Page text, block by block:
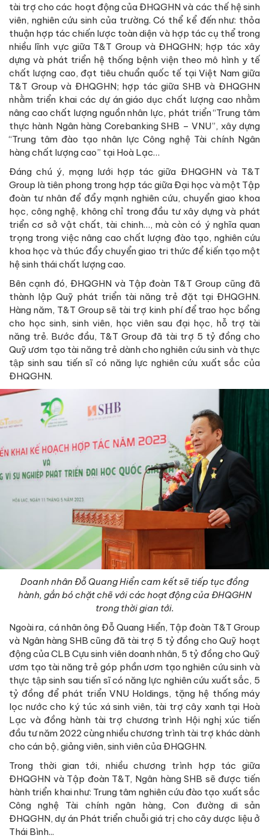
tài trợ cho các hoạt động của ĐHQGHN và các thế hệ sinh
viên, nghiên cứu sinh của trường. Có thể kể đến như: thỏa
thuận hợp tác chiến lược toàn diện và hợp tác cụ thể trong
nhiều lĩnh vực giữa T&T Group và ĐHQGHN; hợp tác xây
dựng và phát triển hệ thống bệnh viện theo mô hình y tế
chất lượng cao, đạt tiêu chuẩn quốc tế tại Việt Nam giữa
T&T Group và ĐHQGHN; hợp tác giữa SHB và ĐHQGHN
nhằm triển khai các dự án giáo dục chất lượng cao nhằm
nâng cao chất lượng nguồn nhân lực, phát triển “Trung tâm
thực hành Ngân hàng Corebanking SHB – VNU”, xây dựng
“Trung tâm đào tạo nhân lực Công nghệ Tài chính Ngân
hàng chất lượng cao” tại Hoà Lạc…
Đáng chú ý, mạng lưới hợp tác giữa ĐHQGHN và T&T
Group là tiên phong trong hợp tác giữa Đại học và một Tập
đoàn tư nhân để đẩy mạnh nghiên cứu, chuyển giao khoa
học, công nghệ, không chỉ trong đầu tư xây dựng và phát
triển cơ sở vật chất, tài chinh…, mà còn có ý nghĩa quan
trọng trong việc nâng cao chất lượng đào tạo, nghiên cứu
khoa học và thúc đẩy chuyển giao tri thức để kiến tạo một
hệ sinh thái chất lượng cao.
Bên cạnh đó, ĐHQGHN và Tập đoàn T&T Group cũng đã
thành lập Quỹ phát triển tài năng trẻ đặt tại ĐHQGHN.
Hàng năm, T&T Group sẽ tài trợ kinh phí để trao học bổng
cho học sinh, sinh viên, học viên sau đại học, hỗ trợ tài
năng trẻ. Bước đầu, T&T Group đã tài trợ 5 tỷ đồng cho
Quỹ ươm tạo tài năng trẻ dành cho nghiên cứu sinh và thực
tập sinh sau tiến sĩ có năng lực nghiên cứu xuất sắc của
ĐHQGHN.
Doanh nhân Đỗ Quang Hiển cam kết sẽ tiếp tục đồng
hành, gắn bó chặt chẽ với các hoạt động của ĐHQGHN
trong thời gian tới.
Ngoài ra, cá nhân ông Đỗ Quang Hiển, Tập đoàn T&T Group
và Ngân hàng SHB cũng đã tài trợ 5 tỷ đồng cho Quỹ hoạt
động của CLB Cựu sinh viên doanh nhân, 5 tỷ đồng cho Quỹ
ươm tạo tài năng trẻ góp phần ươm tạo nghiên cứu sinh và
thực tập sinh sau tiến sĩ có năng lực nghiên cứu xuất sắc, 5
tỷ đồng để phát triển VNU Holdings, tặng hệ thống máy
lọc nước cho ký túc xá sinh viên, tài trợ cây xanh tại Hoà
Lạc và đồng hành tài trợ chương trình Hội nghị xúc tiến
đầu tư năm 2022 cùng nhiều chương trình tài trợ khác dành
cho cán bộ, giảng viên, sinh viên của ĐHQGHN.
Trong thời gian tới, nhiều chương trình hợp tác giữa
ĐHQGHN và Tập đoàn T&T, Ngân hàng SHB sẽ được tiến
hành triển khai như: Trung tâm nghiên cứu đào tạo xuất sắc
Công nghệ Tài chính ngân hàng, Con đường di sản
ĐHQGHN, dự án Phát triển chuỗi giá trị cho cây dược liệu ở
Thái Bình...